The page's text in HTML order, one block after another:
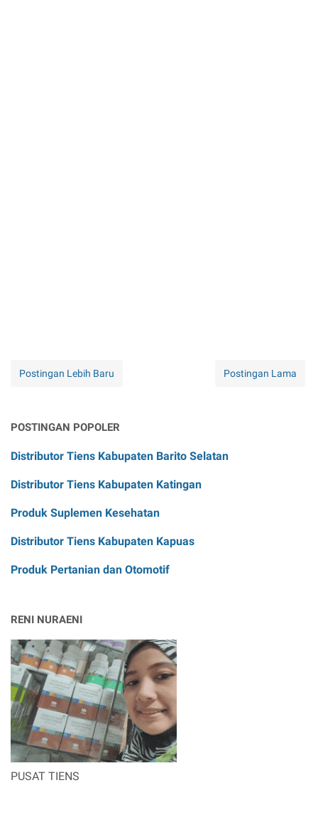
Postingan Lebih Baru Postingan Lama
POSTINGAN POPOLER
Distributor Tiens Kabupaten Barito Selatan
Distributor Tiens Kabupaten Katingan
Produk Suplemen Kesehatan
Distributor Tiens Kabupaten Kapuas
Produk Pertanian dan Otomotif
RENI NURAENI
PUSAT TIENS